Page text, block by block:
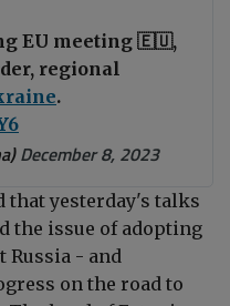
EU meeting 🇪🇺,
regional
.
December 8, 2023
yesterday's talks
the issue of adopting
Russia - and
on the road to